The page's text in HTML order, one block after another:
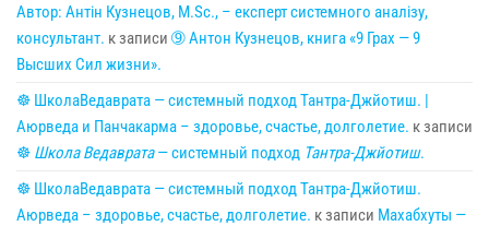
Автор: Антін Кузнецов, M.Sc., – експерт системного аналізу,
консультант. к записи ➈ Антон Кузнецов, книга «9 Грах — 9
Высших Сил жизни».
☸ ШколаВедаврата — системный подход Тантра-Джйотиш. |
Аюрведа и Панчакарма – здоровье, счастье, долголетие. к записи
☸ Школа Ведаврата— системный подход Тантра-Джйотиш.
☸ ШколаВедаврата — системный подход Тантра-Джйотиш.
Аюрведа – здоровье, счастье, долголетие. к записи Махабхуты —